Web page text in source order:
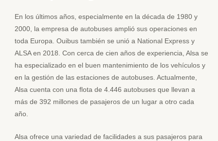
En los últimos años, especialmente en la década de 1980 y
2000, la empresa de autobuses amplió sus operaciones en
toda Europa. Ouibus también se unió a National Express y
ALSA en 2018. Con cerca de cien años de experiencia, Alsa se
ha especializado en el buen mantenimiento de los vehículos y
en la gestión de las estaciones de autobuses. Actualmente,
Alsa cuenta con una flota de 4.446 autobuses que llevan a
más de 392 millones de pasajeros de un lugar a otro cada
año.
Alsa ofrece una variedad de facilidades a sus pasajeros para